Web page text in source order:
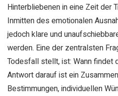
Hinterbliebenen in eine Zeit der
Inmitten des emotionalen
jedoch klare und
werden. Eine der zentralsten
Todesfall stellt, ist: Wann findet
Antwort darauf ist ein
Bestimmungen, individuellen